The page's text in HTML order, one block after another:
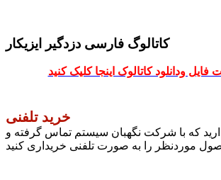
کاتالوگ فارسی دزدگیر ایزیکار
فایل ودانلود کاتالوک اینجا کلیک کنید
خرید تلفنی
که با شرکت نگهبان سیستم تماس گرفته و
موردنظر را به صورت تلفنی خریداری کنید